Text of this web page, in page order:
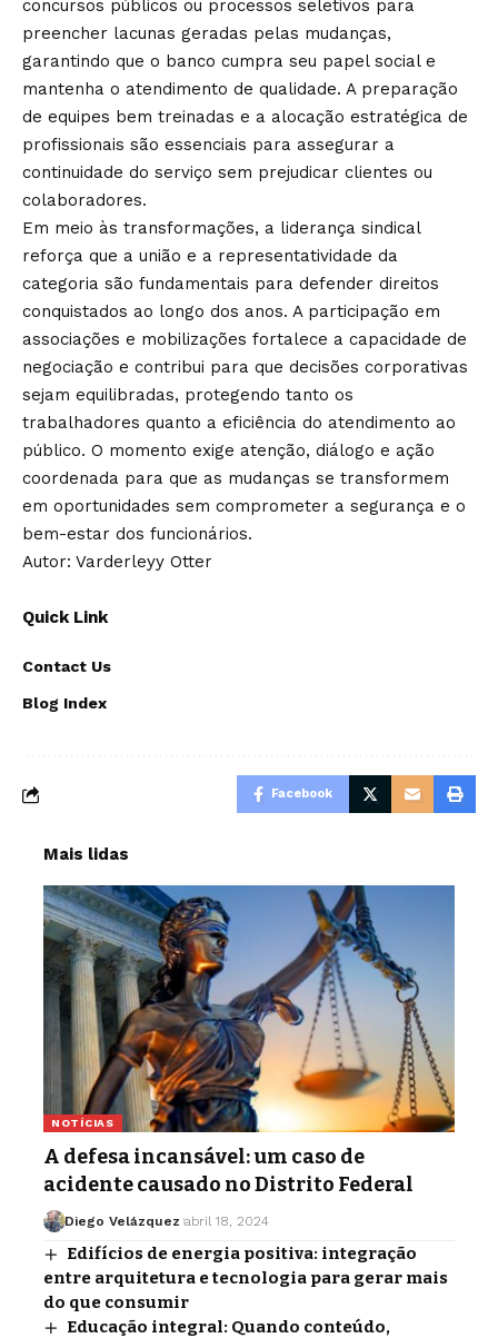
concursos públicos ou processos seletivos para
preencher lacunas geradas pelas mudanças,
garantindo que o banco cumpra seu papel social e
mantenha o atendimento de qualidade. A preparação
de equipes bem treinadas e a alocação estratégica de
profissionais são essenciais para assegurar a
continuidade do serviço sem prejudicar clientes ou
colaboradores.
Em meio às transformações, a liderança sindical
reforça que a união e a representatividade da
categoria são fundamentais para defender direitos
conquistados ao longo dos anos. A participação em
associações e mobilizações fortalece a capacidade de
negociação e contribui para que decisões corporativas
sejam equilibradas, protegendo tanto os
trabalhadores quanto a eficiência do atendimento ao
público. O momento exige atenção, diálogo e ação
coordenada para que as mudanças se transformem
em oportunidades sem comprometer a segurança e o
bem-estar dos funcionários.
Autor: Varderleyy Otter
Quick Link
Contact Us
Blog Index
Facebook
Mais lidas
NOTÍCIAS
A defesa incansável: um caso de
acidente causado no Distrito Federal
Diego Velázquez abril 18, 2024
Edifícios de energia positiva: integração
entre arquitetura e tecnologia para gerar mais
do que consumir
Educação integral: Quando conteúdo,